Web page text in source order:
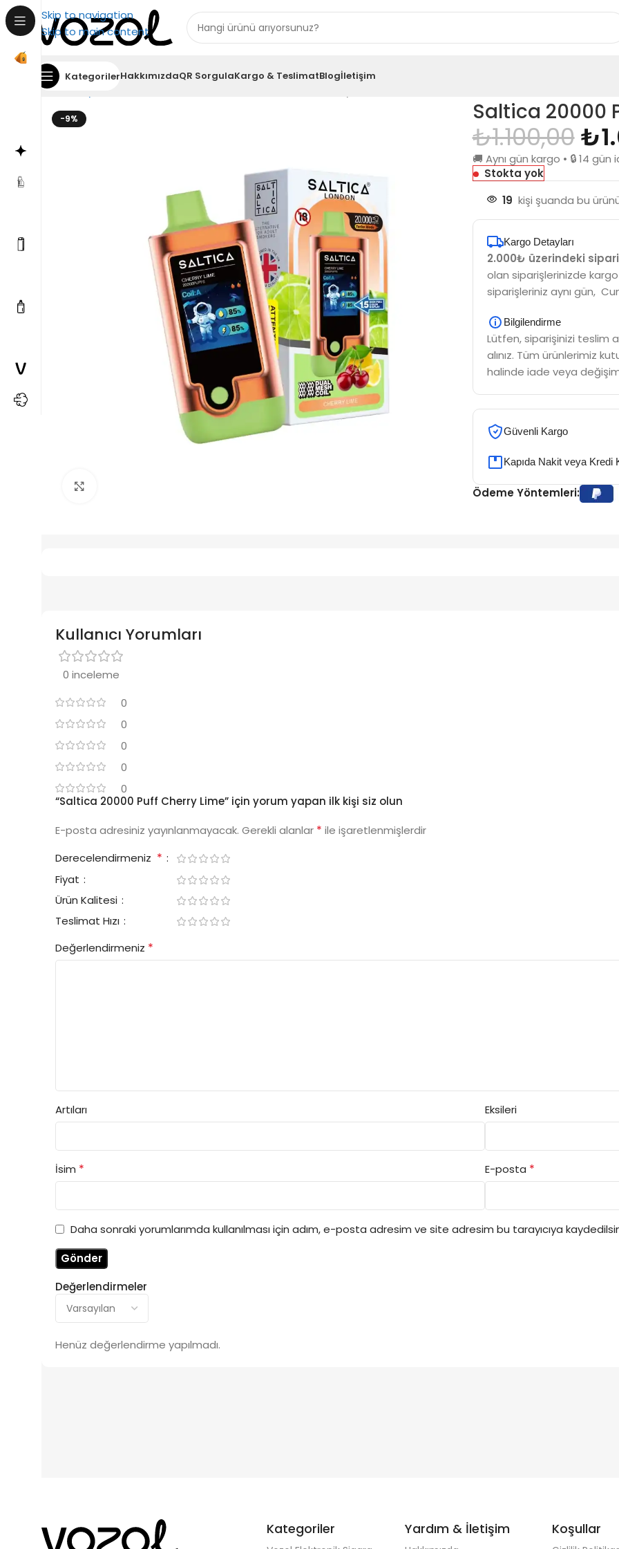
Skip to navigation
Skip to main content
KategorilerHakkımızdaQR SorgulaKargo & TeslimatBlogİletişim
Ana Sayfa
-9% Saltica 20000
₺1.100,00₺
🚚 Aynı gün kargo • 🔒 14
Stokta yok
19 kişi şuanda bu
Kargo Detayları
2.000₺ üzerindeki
olan siparişlerinizde
siparişleriniz aynı gün,
Bilgilendirme
Lütfen, siparişinizi teslim
alınız. Tüm ürünlerimiz
halinde iade veya
Güvenli Kargo
Kapıda Nakit veya Kredi
Ödeme Yöntemleri:
Kullanıcı Yorumları
0 inceleme
0
0
0
0
0
Değerlendirmeler
Henüz değerlendirme yapılmadı.
“Saltica 20000 Puff Cherry Lime” için yorum yapan ilk kişi siz olun
E-posta adresiniz yayınlanmayacak. Gerekli alanlar * ile işaretlenmişlerdir
Derecelendirmeniz *
Fiyat
Ürün Kalitesi
Teslimat Hızı
Değerlendirmeniz *
Artıları Eksileri
İsim * E-posta *
Daha sonraki yorumlarımda kullanılması için adım, e-posta adresim ve site adresim bu tarayıcıya
Kategoriler Yardım & İletişim Koşullar